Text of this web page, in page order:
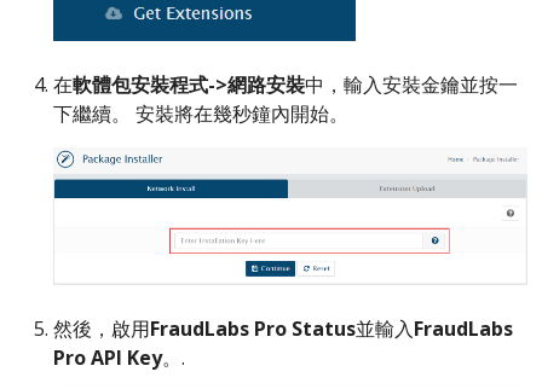
在軟體包安裝程式->網路安裝中，輸入安裝金鑰並按一
下繼續。 安裝將在幾秒鐘內開始。
然後，啟用FraudLabs Pro Status並輸入FraudLabs
Pro API Key。.